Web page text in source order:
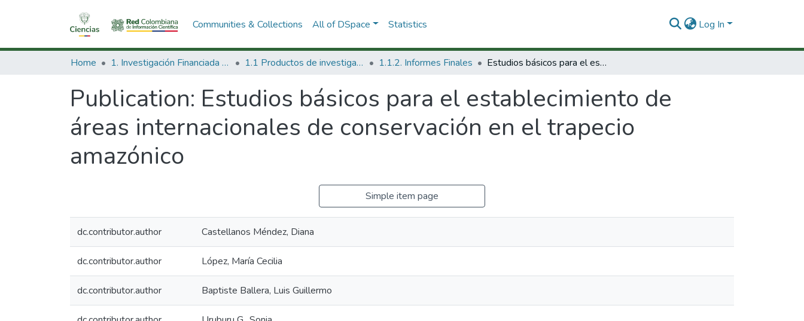
Communities & Collections All of DSpace Statistics Log In
Home 1. Investigación Financiada con Recursos Públicos 1.1 Productos de investigación 1.1.2. Informes Finales Estudios básicos para el establecimiento de áreas internacionales de conservación en el trapecio amazónico
Publication: Estudios básicos para el establecimiento de
áreas internacionales de conservación en el trapecio
amazónico
Simple item page
dc.contributor.author Castellanos Méndez, Diana
dc.contributor.author López, María Cecilia
dc.contributor.author Baptiste Ballera, Luis Guillermo